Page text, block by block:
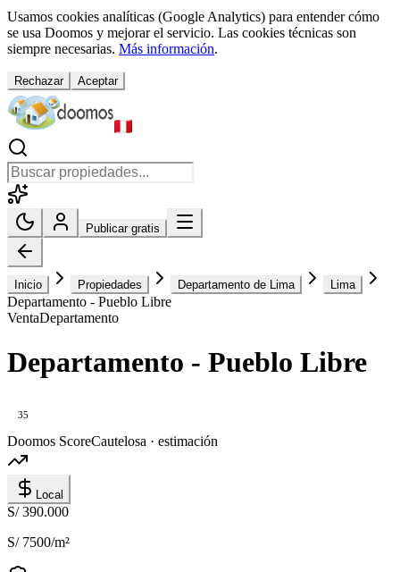
Usamos cookies analíticas (Google Analytics) para entender cómo
se usa Doomos y mejorar el servicio. Las cookies técnicas son
siempre necesarias. Más información.
Rechazar Aceptar
Publicar gratis
Inicio Propiedades Departamento de Lima Lima
Departamento - Pueblo Libre
VentaDepartamento
Departamento - Pueblo Libre
35
Doomos ScoreCautelosa · estimación
Local
S/ 390.000
S/ 7500/m²